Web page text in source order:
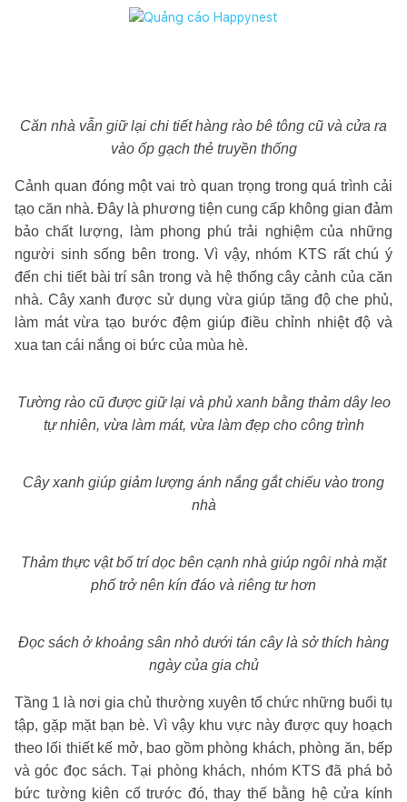
Căn nhà vẫn giữ lại chi tiết hàng rào bê tông cũ và cửa ra
vào ốp gạch thẻ truyền thống
Cảnh quan đóng một vai trò quan trọng trong quá trình cải
tạo căn nhà. Đây là phương tiện cung cấp không gian đảm
bảo chất lượng, làm phong phú trải nghiệm của những
người sinh sống bên trong. Vì vậy, nhóm KTS rất chú ý
đến chi tiết bài trí sân trong và hệ thống cây cảnh của căn
nhà. Cây xanh được sử dụng vừa giúp tăng độ che phủ,
làm mát vừa tạo bước đệm giúp điều chỉnh nhiệt độ và
xua tan cái nắng oi bức của mùa hè.
Tường rào cũ được giữ lại và phủ xanh bằng thảm dây leo
tự nhiên, vừa làm mát, vừa làm đẹp cho công trình
Cây xanh giúp giảm lượng ánh nắng gắt chiếu vào trong
nhà
Thảm thực vật bố trí dọc bên cạnh nhà giúp ngôi nhà mặt
phố trở nên kín đáo và riêng tư hơn
Đọc sách ở khoảng sân nhỏ dưới tán cây là sở thích hàng
ngày của gia chủ
Tầng 1 là nơi gia chủ thường xuyên tổ chức những buổi tụ
tập, gặp mặt bạn bè. Vì vậy khu vực này được quy hoạch
theo lối thiết kế mở, bao gồm phòng khách, phòng ăn, bếp
và góc đọc sách. Tại phòng khách, nhóm KTS đã phá bỏ
bức tường kiên cố trước đó, thay thế bằng hệ cửa kính